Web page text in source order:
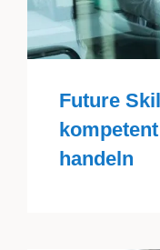
Future
handeln